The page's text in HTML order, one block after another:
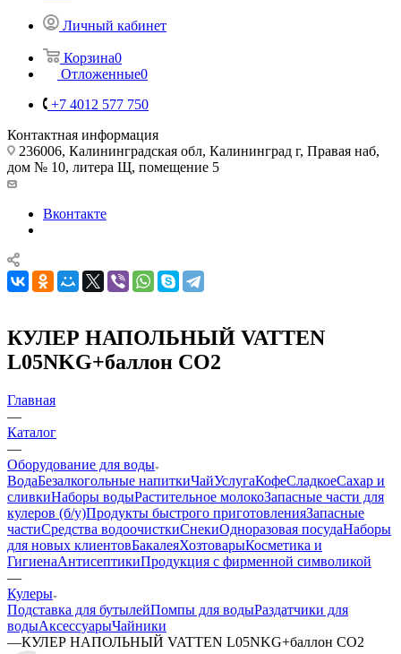
Личный кабинет
Корзина0
Отложенные0
+7 4012 577 750
Контактная информация
236006, Калининградская обл, Калининград г, Правая наб,
дом № 10, литера Щ, помещение 5
Вконтакте
КУЛЕР НАПОЛЬНЫЙ VATTEN
L05NKG+баллон CO2
Главная
—
Каталог
—
Оборудование для воды
ВодаБезалкогольные напиткиЧайУслугаКофеСладкоеСахар и
сливкиНаборы водыРастительное молокоЗапасные части для
кулеров (б/у)Продукты быстрого приготовленияЗапасные
частиСредства водоочисткиСнекиОдноразовая посудаНаборы
для новых клиентовБакалеяХозтоварыКосметика и
ГигиенаАнтисептикиПродукция с фирменной символикой
—
Кулеры
Подставка для бутылейПомпы для водыРаздатчики для
водыАксессуарыЧайники
—КУЛЕР НАПОЛЬНЫЙ VATTEN L05NKG+баллон CO2